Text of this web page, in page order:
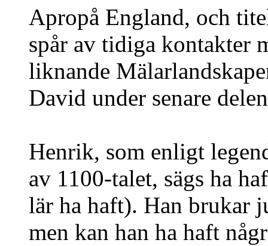
Apropå England, och
spår av tidiga kontakter
liknande
David under senare
Henrik, som enligt
av 1100-talet, sägs ha
lär ha haft). Han brukar
men kan han ha haft